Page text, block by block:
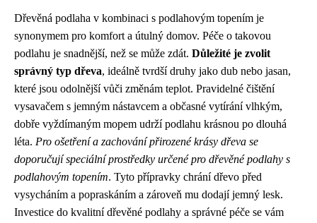
Dřevěná podlaha v kombinaci s podlahovým topením je
synonymem pro komfort a útulný domov. Péče o takovou
podlahu je snadnější, než se může zdát. Důležité je zvolit
správný typ dřeva, ideálně tvrdší druhy jako dub nebo jasan,
které jsou odolnější vůči změnám teplot. Pravidelné čištění
vysavačem s jemným nástavcem a občasné vytírání vlhkým,
dobře vyždímaným mopem udrží podlahu krásnou po dlouhá
léta. Pro ošetření a zachování přirozené krásy dřeva se
doporučují speciální prostředky určené pro dřevěné podlahy s
podlahovým topením. Tyto přípravky chrání dřevo před
vysycháním a popraskáním a zároveň mu dodají jemný lesk.
Investice do kvalitní dřevěné podlahy a správné péče se vám